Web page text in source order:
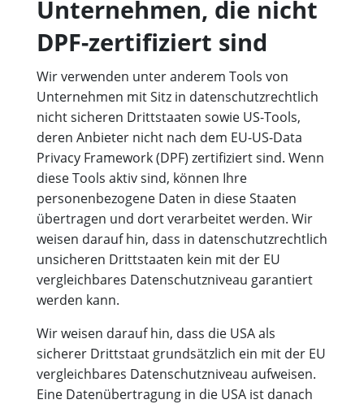
Unternehmen, die nicht
DPF-zertifiziert sind
Wir verwenden unter anderem Tools von
Unternehmen mit Sitz in datenschutzrechtlich
nicht sicheren Drittstaaten sowie US-Tools,
deren Anbieter nicht nach dem EU-US-Data
Privacy Framework (DPF) zertifiziert sind. Wenn
diese Tools aktiv sind, können Ihre
personenbezogene Daten in diese Staaten
übertragen und dort verarbeitet werden. Wir
weisen darauf hin, dass in datenschutzrechtlich
unsicheren Drittstaaten kein mit der EU
vergleichbares Datenschutzniveau garantiert
werden kann.
Wir weisen darauf hin, dass die USA als
sicherer Drittstaat grundsätzlich ein mit der EU
vergleichbares Datenschutzniveau aufweisen.
Eine Datenübertragung in die USA ist danach